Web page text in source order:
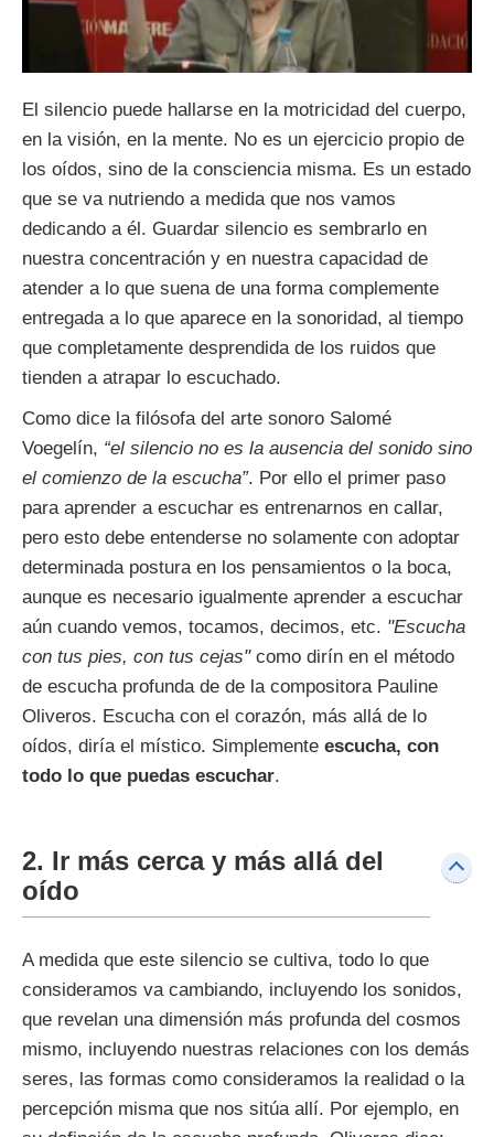
El silencio puede hallarse en la motricidad del cuerpo,
en la visión, en la mente. No es un ejercicio propio de
los oídos, sino de la consciencia misma. Es un estado
que se va nutriendo a medida que nos vamos
dedicando a él. Guardar silencio es sembrarlo en
nuestra concentración y en nuestra capacidad de
atender a lo que suena de una forma complemente
entregada a lo que aparece en la sonoridad, al tiempo
que completamente desprendida de los ruidos que
tienden a atrapar lo escuchado.
Como dice la filósofa del arte sonoro Salomé
Voegelín, “el silencio no es la ausencia del sonido sino
el comienzo de la escucha”. Por ello el primer paso
para aprender a escuchar es entrenarnos en callar,
pero esto debe entenderse no solamente con adoptar
determinada postura en los pensamientos o la boca,
aunque es necesario igualmente aprender a escuchar
aún cuando vemos, tocamos, decimos, etc. "Escucha
con tus pies, con tus cejas"como dirín en el método
de escucha profunda de de la compositora Pauline
Oliveros. Escucha con el corazón, más allá de lo
oídos, diría el místico. Simplemente escucha, con
todo lo que puedas escuchar.
2. Ir más cerca y más allá del
oído
A medida que este silencio se cultiva, todo lo que
consideramos va cambiando, incluyendo los sonidos,
que revelan una dimensión más profunda del cosmos
mismo, incluyendo nuestras relaciones con los demás
seres, las formas como consideramos la realidad o la
percepción misma que nos sitúa allí. Por ejemplo, en